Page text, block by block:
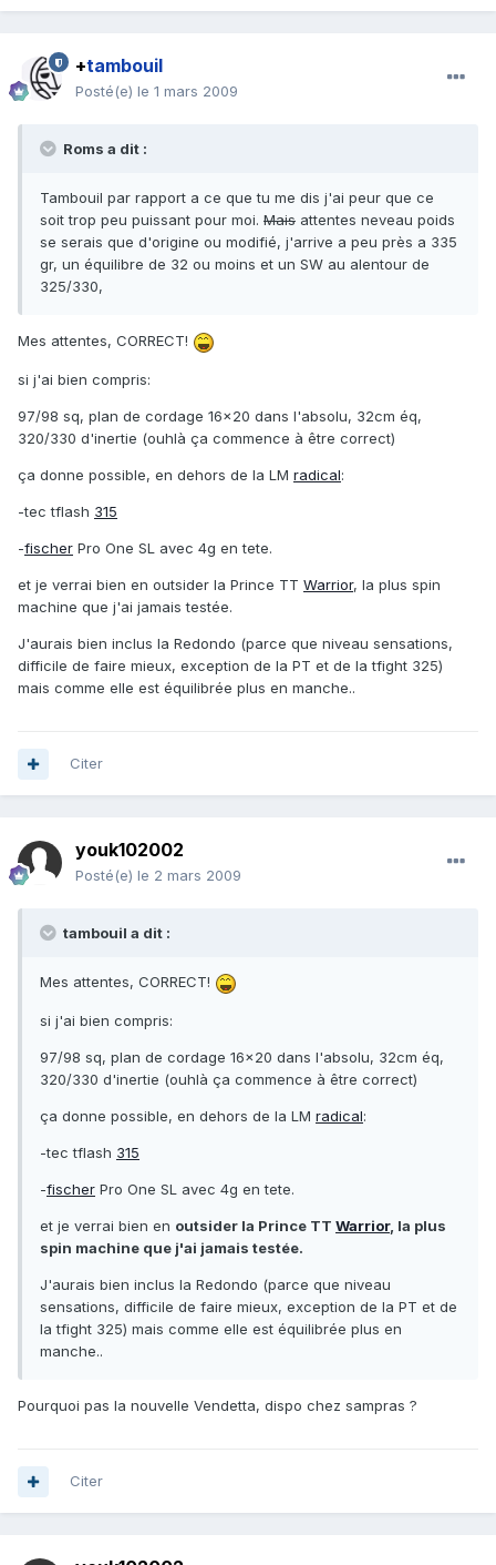
+tambouil
Posté(e) le 1 mars 2009
Roms a dit :
Tambouil par rapport a ce que tu me dis j'ai peur que ce
soit trop peu puissant pour moi. Mais attentes neveau poids
se serais que d'origine ou modifié, j'arrive a peu près a 335
gr, un équilibre de 32 ou moins et un SW au alentour de
325/330,
Mes attentes, CORRECT!
si j'ai bien compris:
97/98 sq, plan de cordage 16x20 dans l'absolu, 32cm éq,
320/330 d'inertie (ouhlà ça commence à être correct)
ça donne possible, en dehors de la LM radical:
-tec tflash 315
-fischer Pro One SL avec 4g en tete.
et je verrai bien en outsider la Prince TT Warrior, la plus spin
machine que j'ai jamais testée.
J'aurais bien inclus la Redondo (parce que niveau sensations,
difficile de faire mieux, exception de la PT et de la tfight 325)
mais comme elle est équilibrée plus en manche..
Citer
youk102002
Posté(e) le 2 mars 2009
tambouil a dit :
Mes attentes, CORRECT!
si j'ai bien compris:
97/98 sq, plan de cordage 16x20 dans l'absolu, 32cm éq,
320/330 d'inertie (ouhlà ça commence à être correct)
ça donne possible, en dehors de la LM radical:
-tec tflash 315
-fischer Pro One SL avec 4g en tete.
et je verrai bien en outsider la Prince TT Warrior, la plus
spin machine que j'ai jamais testée.
J'aurais bien inclus la Redondo (parce que niveau
sensations, difficile de faire mieux, exception de la PT et de
la tfight 325) mais comme elle est équilibrée plus en
manche..
Pourquoi pas la nouvelle Vendetta, dispo chez sampras ?
Citer